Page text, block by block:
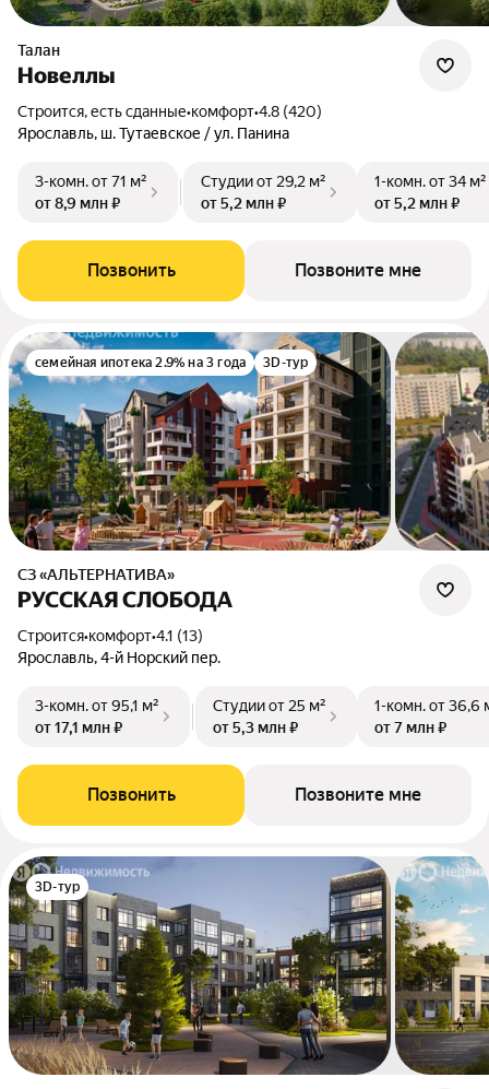
Талан
Новеллы
Строится, есть сданные•комфорт•4.8 (420)
Ярославль, ш. Тутаевское / ул. Панина
3-комн.от 71 м²
от 8,9 млн ₽
Студииот 29,2 м²
от 5,2 млн ₽
1-комн.от 34 м²
от 5,2 млн ₽
Позвонить Позвоните мне
семейная ипотека 2.9% на 3 года 3D-тур
СЗ «АЛЬТЕРНАТИВА»
РУССКАЯ СЛОБОДА
Строится•комфорт•4.1 (13)
Ярославль, 4-й Норский пер.
3-комн.от 95,1 м²
от 17,1 млн ₽
Студииот 25 м²
от 5,3 млн ₽
1-комн.от 36,6
от 7 млн ₽
Позвонить Позвоните мне
3D-тур